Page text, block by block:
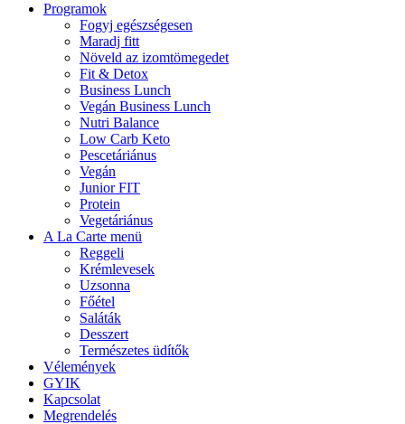
Programok
Fogyj egészségesen
Maradj fitt
Növeld az izomtömegedet
Fit & Detox
Business Lunch
Vegán Business Lunch
Nutri Balance
Low Carb Keto
Pescetáriánus
Vegán
Junior FIT
Protein
Vegetáriánus
A La Carte menü
Reggeli
Krémlevesek
Uzsonna
Főétel
Saláták
Desszert
Természetes üdítők
Vélemények
GYIK
Kapcsolat
Megrendelés